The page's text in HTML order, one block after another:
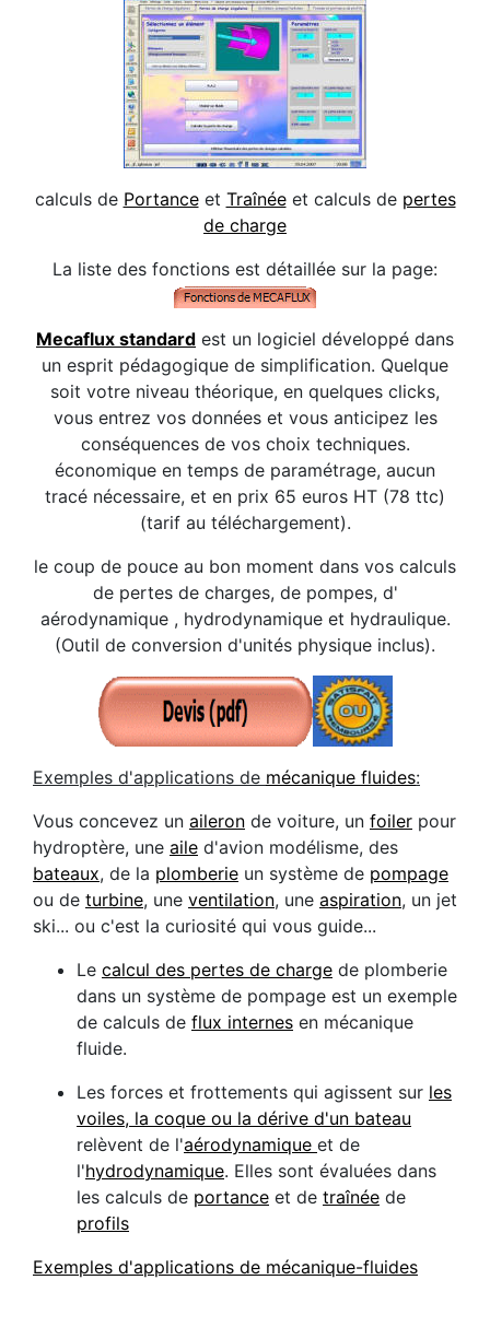
calculs de Portanceet Traînéeet calculs de pertes
de charge
La liste des fonctions est détaillée sur la page:
Mecaflux standard est un logiciel développé dans
un esprit pédagogique de simplification. Quelque
soit votre niveau théorique, en quelques clicks,
vous entrez vos données et vous anticipez les
conséquences de vos choix techniques.
économique en temps de paramétrage, aucun
tracé nécessaire, et en prix 65 euros HT (78 ttc)
(tarif au téléchargement).
le coup de pouce au bon moment dans vos calculs
de pertes de charges, de pompes, d'
aérodynamique , hydrodynamique et hydraulique.
(Outil de conversion d'unités physique inclus).
Exemples d'applications de mécanique fluides:
Vous concevez un aileron de voiture, un foiler pour
hydroptère, une aile d'avion modélisme, des
bateaux, de la plomberie un système de pompage
ou de turbine, une ventilation, une aspiration, un jet
ski... ou c'est la curiosité qui vous guide...
Le calcul des pertes de charge de plomberie
dans un système de pompage est un exemple
de calculs de flux internes en mécanique
fluide.
Les forces et frottements qui agissent sur les
voiles, la coque ou la dérive d'un bateau
relèvent de l'aérodynamique et de
l'hydrodynamique. Elles sont évaluées dans
les calculs de portance et de traînée de
profils
Exemples d'applications de mécanique-fluides